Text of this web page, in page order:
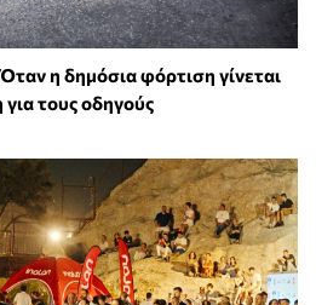
η δημόσια φόρτιση γίνεται
τους οδηγούς